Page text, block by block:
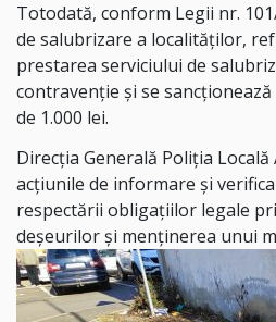
Totodată, conform Legii nr.
de salubrizare a localităților,
prestarea serviciului de
contravenție și se
de 1.000 lei.
Direcția Generală Poliția
acțiunile de informare și
respectării obligațiilor legale
deșeurilor și menținerea unui